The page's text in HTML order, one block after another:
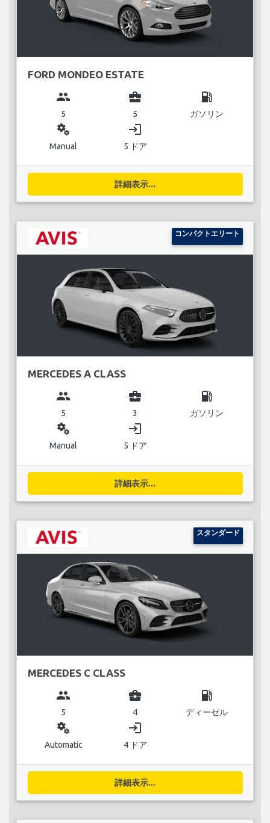
FORD MONDEO ESTATE
group
5
business_center
5
local_gas_station
ガソリン
miscellaneous_services
Manual
login
5 ドア
詳細表示...
コンパクトエリート
MERCEDES A CLASS
group
5
business_center
3
local_gas_station
ガソリン
miscellaneous_services
Manual
login
5 ドア
詳細表示...
スタンダード
MERCEDES C CLASS
group
5
business_center
4
local_gas_station
ディーゼル
miscellaneous_services
Automatic
login
4 ドア
詳細表示...